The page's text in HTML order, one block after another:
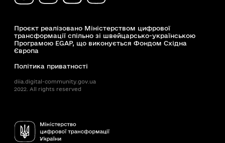
Проєкт реалізовано Міністерством цифрової
трансформації спільно зі швейцарсько-українською
Програмою EGAP, що виконується Фондом Східна
Європа
Політика приватності
diia.digital-community.gov.ua
2022. All rights reserved